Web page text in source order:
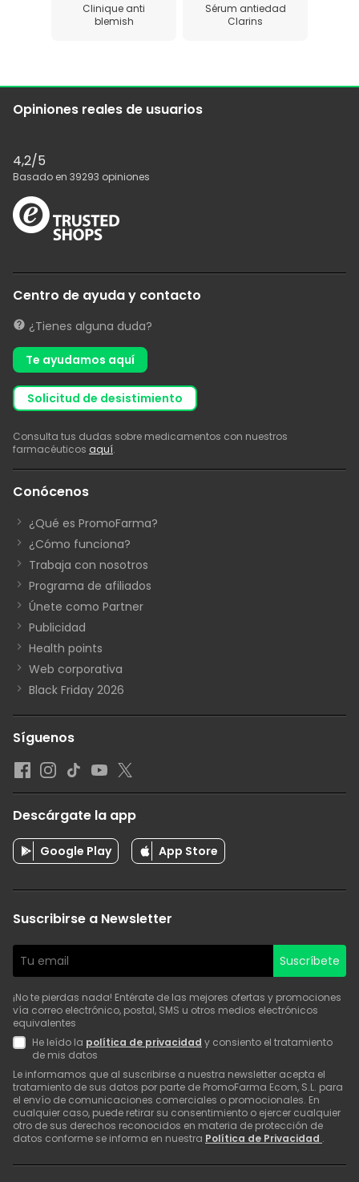
Clinique anti
blemish
Sérum antiedad
Clarins
Opiniones reales de usuarios
4,2/5
Basado en 39293 opiniones
Centro de ayuda y contacto
¿Tienes alguna duda?
Te ayudamos aquí
solicitud de desistimiento
Consulta tus dudas sobre medicamentos con nuestros
farmacéuticos aquí.
Conócenos
¿Qué es PromoFarma?
¿Cómo funciona?
Trabaja con nosotros
Programa de afiliados
Únete como Partner
Publicidad
Health points
Web corporativa
Black Friday 2026
Síguenos
Descárgate la app
Google Play App Store
Suscribirse a Newsletter
Suscríbete
¡No te pierdas nada! Entérate de las mejores ofertas y promociones
vía correo electrónico, postal, SMS u otros medios electrónicos
equivalentes
He leído la política de privacidad y consiento el tratamiento
de mis datos
Le informamos que al suscribirse a nuestra newsletter acepta el
tratamiento de sus datos por parte de PromoFarma Ecom, S.L. para
el envío de comunicaciones comerciales o promocionales. En
cualquier caso, puede retirar su consentimiento o ejercer cualquier
otro de sus derechos reconocidos en materia de protección de
datos conforme se informa en nuestra Política de Privacidad .